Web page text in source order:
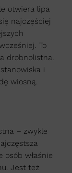
otwiera lipa
najczęściej
To
drobnolistna.
i
wiosną.
– zwykle
osób właśnie
Jest też